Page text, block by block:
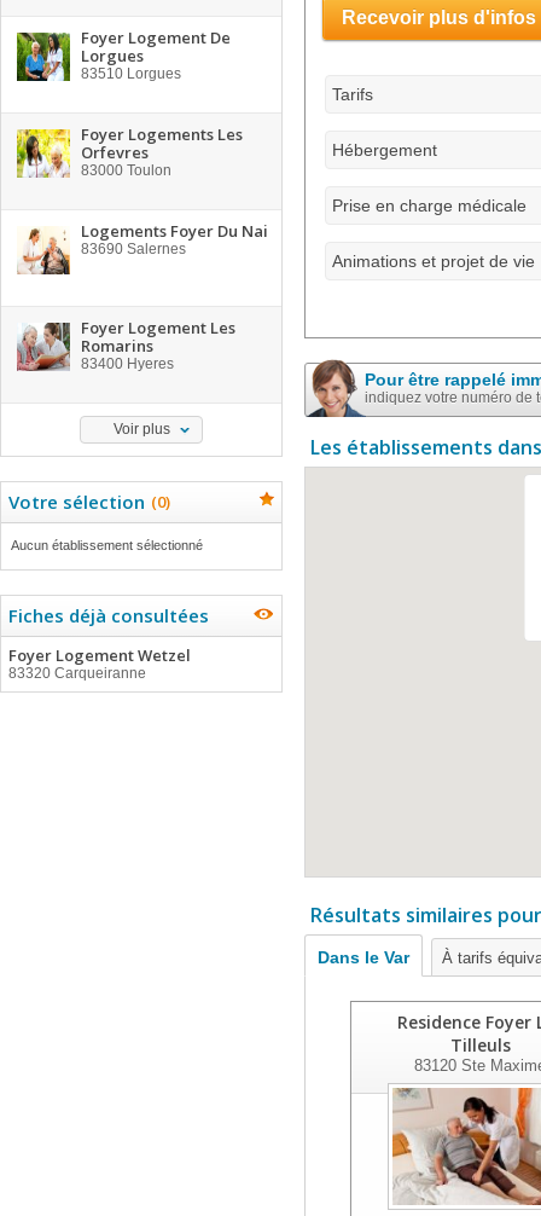
Foyer Logement De
Lorgues
83510 Lorgues
Foyer Logements Les
Orfevres
83000 Toulon
Logements Foyer Du Nai
83690 Salernes
Foyer Logement Les
Romarins
83400 Hyeres
Voir plus
Votre sélection (0)
Aucun établissement sélectionné
Fiches déjà consultées
Foyer Logement Wetzel
83320 Carqueiranne
Recevoir plus d'infos
Tarifs
Hébergement
Prise en charge médicale
Animations et projet de vie
Pour être rappelé
indiquez votre numéro de
Les établissements
Résultats similaires
Dans le Var À tarifs
Residence Foyer
Tilleuls
83120 Ste